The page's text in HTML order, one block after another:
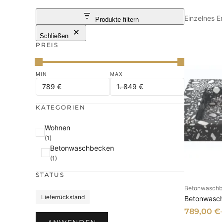
Produkte filtern
Schließen
PREIS
KATEGORIEN
K
g
i
Wohnen
(1)
Betonwaschbecken
(1)
STATUS
Lieferrückstand
Einzelnes
789,00 €